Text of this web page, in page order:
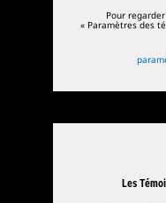
Pour
« Paramètres des
Les